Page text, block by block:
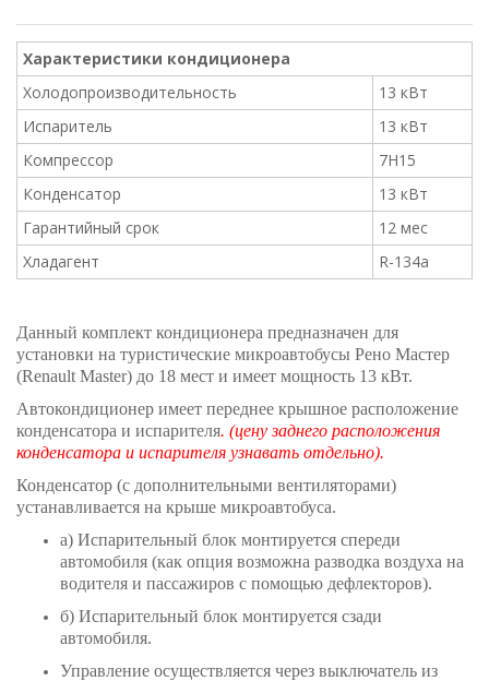
Характеристики кондиционера
Холодопроизводительность
13 кВт
Испаритель
13 кВт
Компрессор
7H15
Конденсатор
13 кВт
Гарантийный срок
12 мес
Хладагент
R-134a
Данный комплект кондиционера предназначен для
установки на туристические микроавтобусы Рено Мастер
(Renault Master) до 18 мест и имеет мощность 13 кВт.
Автокондиционер имеет переднее крышное расположение
конденсатора и испарителя. (цену заднего расположения
конденсатора и испарителя узнавать отдельно).
Конденсатор (с дополнительными вентиляторами)
устанавливается на крыше микроавтобуса.
а) Испарительный блок монтируется спереди
автомобиля (как опция возможна разводка воздуха на
водителя и пассажиров с помощью дефлекторов).
б) Испарительный блок монтируется сзади
автомобиля.
Управление осуществляется через выключатель из